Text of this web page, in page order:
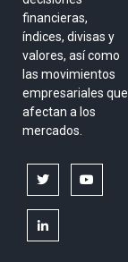
financieras,
índices, divisas y
valores, así como
las movimientos
empresariales que
afectan a los
mercados.
twitter
linkedin